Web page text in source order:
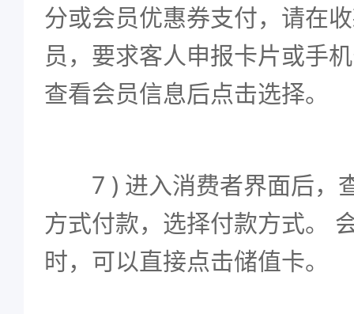
分或会员优惠券支付，请在
员，要求客人申报卡片或手
查看会员信息后点击选择。
7 ) 进入消费者界面后，
方式付款，选择付款方式。
时，可以直接点击储值卡。